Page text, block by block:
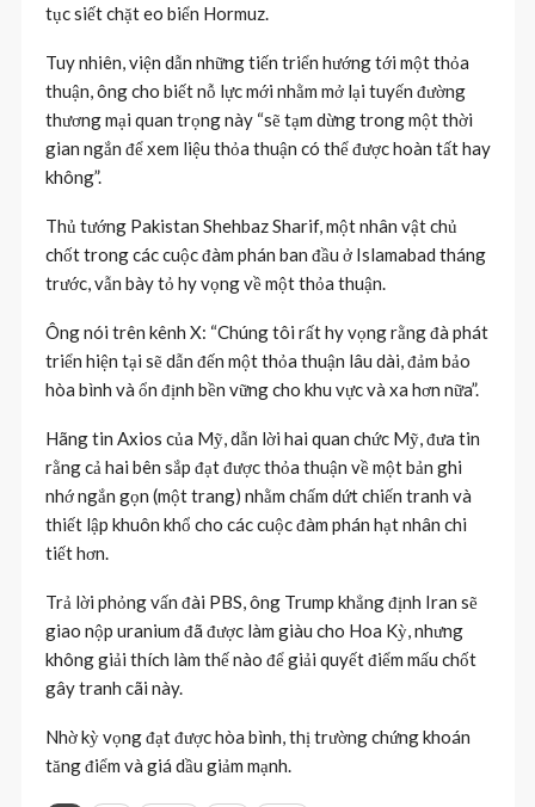
tục siết chặt eo biển Hormuz.
Tuy nhiên, viện dẫn những tiến triển hướng tới một thỏa
thuận, ông cho biết nỗ lực mới nhằm mở lại tuyến đường
thương mại quan trọng này “sẽ tạm dừng trong một thời
gian ngắn để xem liệu thỏa thuận có thể được hoàn tất hay
không”.
Thủ tướng Pakistan Shehbaz Sharif, một nhân vật chủ
chốt trong các cuộc đàm phán ban đầu ở Islamabad tháng
trước, vẫn bày tỏ hy vọng về một thỏa thuận.
Ông nói trên kênh X: “Chúng tôi rất hy vọng rằng đà phát
triển hiện tại sẽ dẫn đến một thỏa thuận lâu dài, đảm bảo
hòa bình và ổn định bền vững cho khu vực và xa hơn nữa”.
Hãng tin Axios của Mỹ, dẫn lời hai quan chức Mỹ, đưa tin
rằng cả hai bên sắp đạt được thỏa thuận về một bản ghi
nhớ ngắn gọn (một trang) nhằm chấm dứt chiến tranh và
thiết lập khuôn khổ cho các cuộc đàm phán hạt nhân chi
tiết hơn.
Trả lời phỏng vấn đài PBS, ông Trump khẳng định Iran sẽ
giao nộp uranium đã được làm giàu cho Hoa Kỳ, nhưng
không giải thích làm thế nào để giải quyết điểm mấu chốt
gây tranh cãi này.
Nhờ kỳ vọng đạt được hòa bình, thị trường chứng khoán
tăng điểm và giá dầu giảm mạnh.